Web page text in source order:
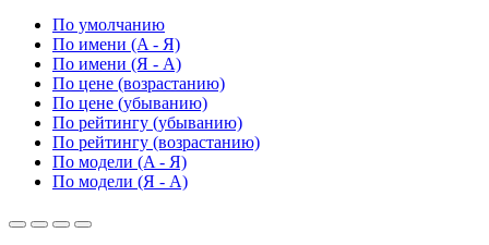
По умолчанию
По имени (A - Я)
По имени (Я - A)
По цене (возрастанию)
По цене (убыванию)
По рейтингу (убыванию)
По рейтингу (возрастанию)
По модели (A - Я)
По модели (Я - A)